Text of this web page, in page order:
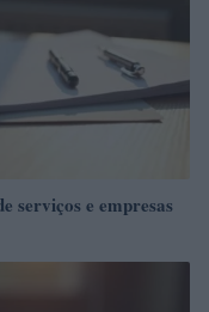
serviços e empresas